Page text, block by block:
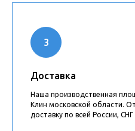
Доставка
Наша производственная
Клин московской области.
доставку по всей России,